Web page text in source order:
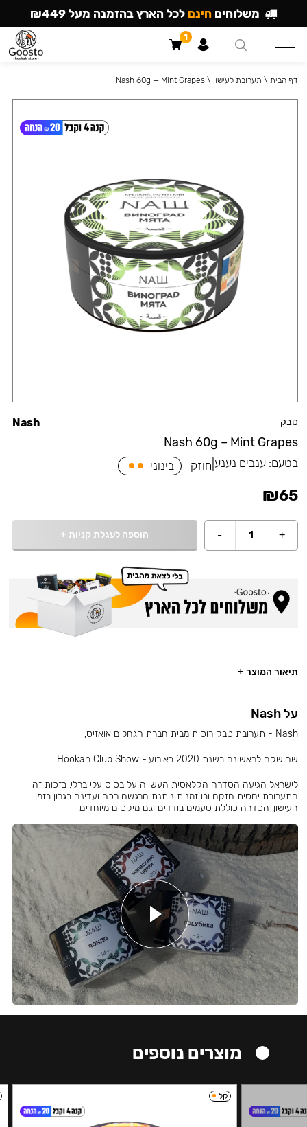
טבק
Nash 60g – Mint Grapes
Nash
בטעם:ענבים נענע חוזק בינוני
₪65
+
1
- הוספה לעגלת קניות +
דף הבית \ תערובת לעישון \
Nash 60g — Mint Grapes
תיאור המוצר +
על Nash
Nash - תערובת טבק רוסית מבית חברת הגחלים אואזיס,
שהושקה לראשונה בשנת 2020 באירוע - Hookah Club Show.
לישראל הגיעה הסדרה הקלאסית העשויה על בסיס עלי ברלי. בזכות זה,
התערובת יחסית חזקה ובו זמנית נותנת הרגשה רכה ועדינה בגרון בזמן
העישון. הסדרה כוללת טעמים בודדים וגם מיקסים מיוחדים.
מוצרים נוספים
קל
משלוחים חינם לכל הארץ בהזמנה מעל ₪449
1